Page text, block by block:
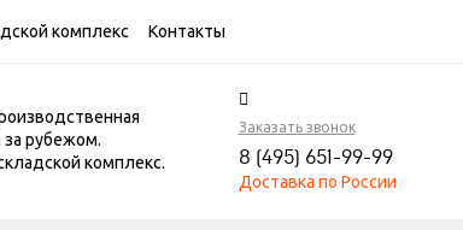
комплекс Контакты
за рубежом.
комплекс.
Заказать звонок
8 (495) 651-99-99
Доставка по России